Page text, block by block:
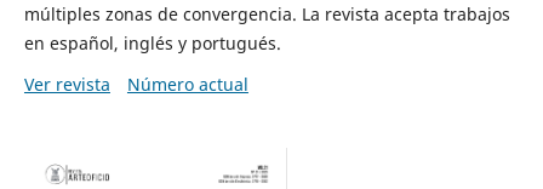
múltiples zonas de convergencia. La revista acepta trabajos
en español, inglés y portugués.
Ver revista
Número actual